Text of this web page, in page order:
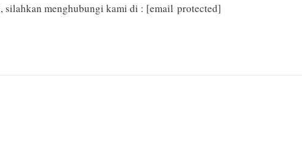
silahkan menghubungi kami di : [email protected]